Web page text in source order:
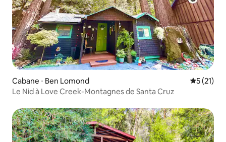
Cabane ⋅ Ben Lomond
5 (21)
Le Nid à Love Creek-Montagnes de Santa Cruz